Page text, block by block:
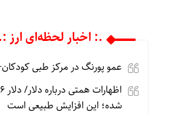
.: اخبار لحظه‌ای ارز
عمو پورنگ در مرکز طبی
شده؛ این افزایش طبیعی است